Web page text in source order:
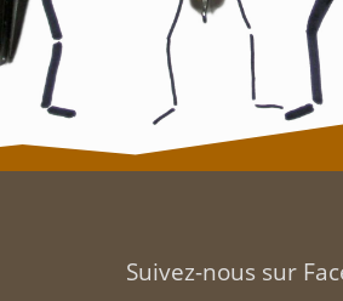
Suivez-nous sur